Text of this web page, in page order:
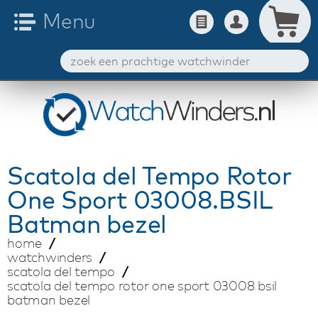
Scatola del Tempo Rotor
One Sport 03008.BSIL
Batman bezel
home
watchwinders
scatola del tempo
scatola del tempo rotor one sport 03008.bsil
batman bezel